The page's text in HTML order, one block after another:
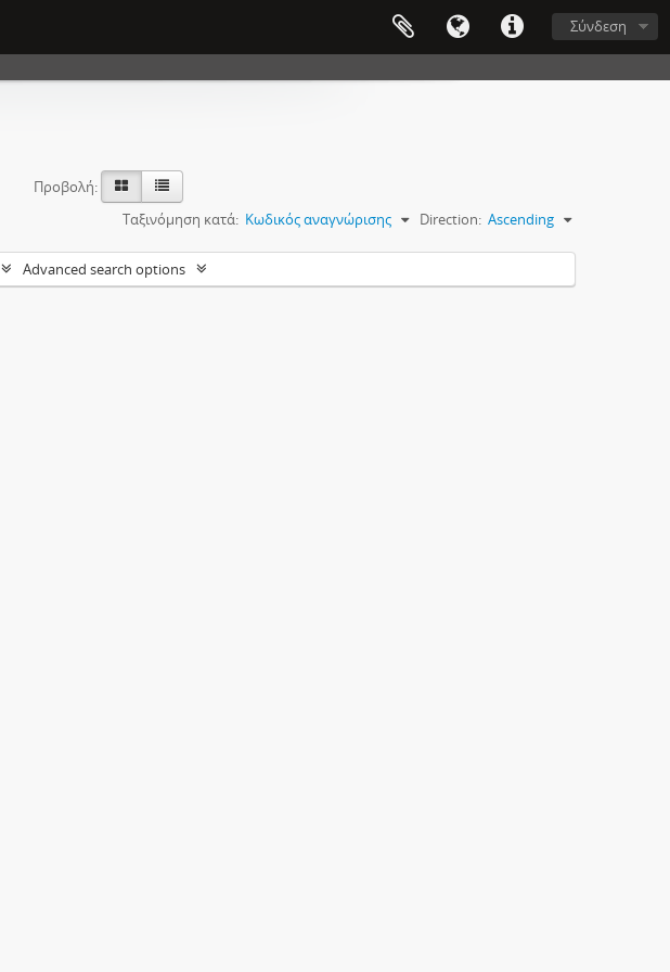
Σύνδεση
Προβολή:
Ταξινόμηση κατά: Κωδικός αναγνώρισης Direction: Ascending
Advanced search options